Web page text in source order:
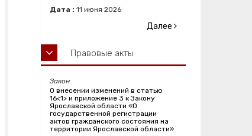
Дата : 11 июня 2026
Далее
Правовые акты
Закон
О внесении изменений в статью
16<1> и приложение 3 к Закону
Ярославской области «О
государственной регистрации
актов гражданского состояния на
территории Ярославской области»